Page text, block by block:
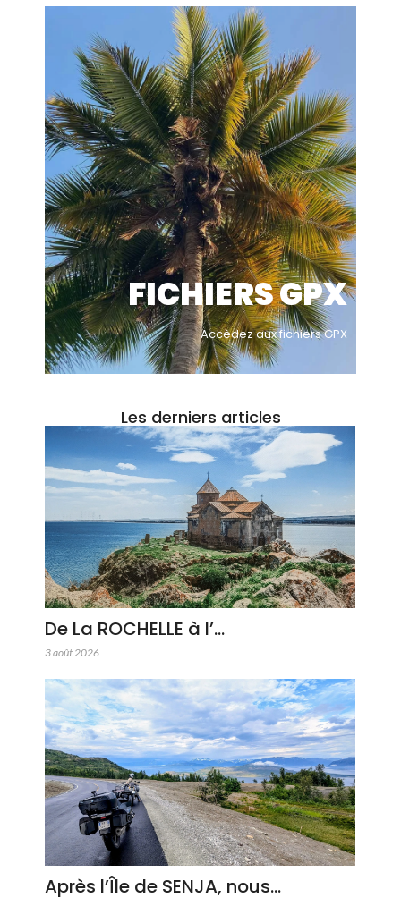
FICHIERS GPX
Accèdez aux fichiers GPX
Les derniers articles
De La ROCHELLE à l’…
3 août 2026
Après l’Île de SENJA, nous…